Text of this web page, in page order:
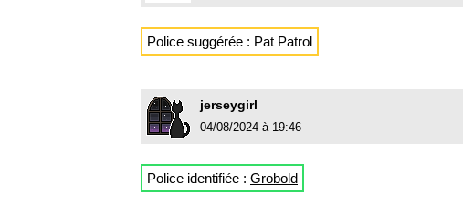
Police suggérée : Pat Patrol
jerseygirl
04/08/2024 à 19:46
Police identifiée : Grobold